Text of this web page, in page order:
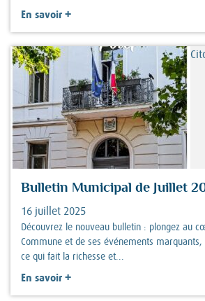
En savoir +
Bulletin Municipal de Juillet
16 juillet 2025
Découvrez le nouveau bulletin : plongez au
Commune et de ses événements
ce qui fait la richesse et...
En savoir +